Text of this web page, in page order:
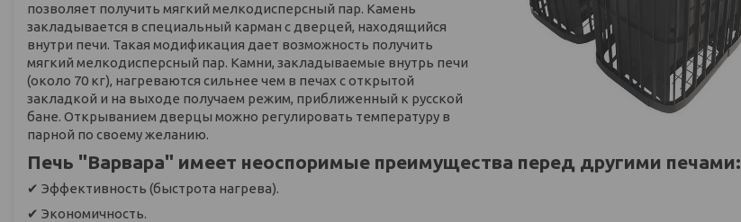
позволяет получить мягкий мелкодисперсный пар. Камень
закладывается в специальный карман с дверцей, находящийся
внутри печи. Такая модификация дает возможность получить
мягкий мелкодисперсный пар. Камни, закладываемые внутрь печи
(около 70 кг), нагреваются сильнее чем в печах с открытой
закладкой и на выходе получаем режим, приближенный к русской
бане. Открыванием дверцы можно регулировать температуру в
парной по своему желанию.
Печь "Варвара" имеет неоспоримые преимущества перед другими печами:
✔ Эффективность (быстрота нагрева).
✔ Экономичность.